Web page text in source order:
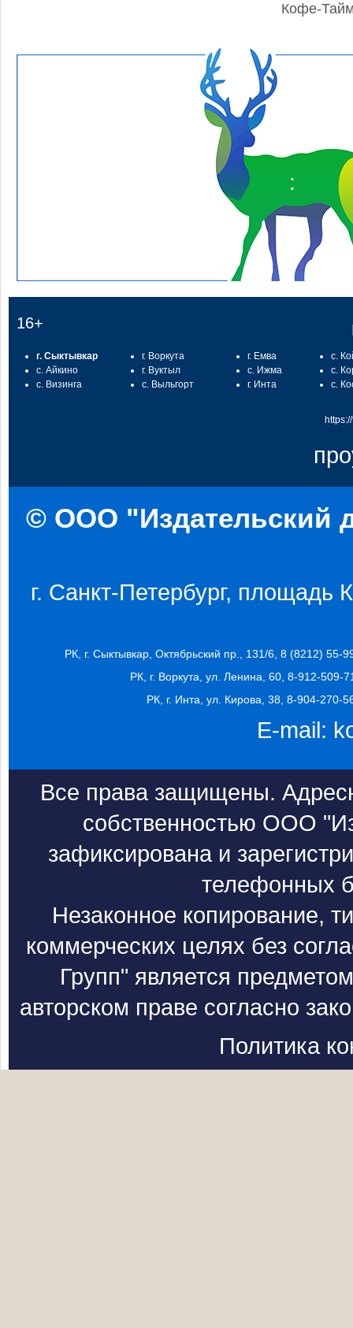
Кофе-
:
16+
г. Сыктывкар
с. Айкино
с. Визинга
г. Воркута
г. Вуктыл
с. Выльгорт
г. Емва
с. Ижма
г. Инта
с.
с.
с.
© ООО "Издательский
г. Санкт-Петербург, площадь
РК, г. Сыктывкар, Октябрьский пр., 131/6, 8 (8212) 55-
РК, г. Воркута, ул. Ленина, 60, 8-912-509-
РК, г. Инта, ул. Кирова, 38, 8-904-270-
E-mail:
Все права защищены.
собственностью ООО
зафиксирована и
телефонных
Незаконное копирование,
коммерческих целях без
Групп" является
авторском праве согласно
Политика